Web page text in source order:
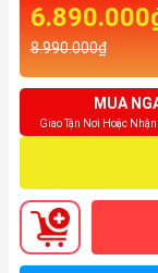
8.990.000₫
MUA
Giao Tận Nơi Hoặc